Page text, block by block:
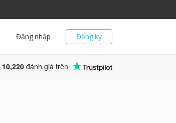
Đăng ký
Đăng nhập
10,220 đánh giá trên